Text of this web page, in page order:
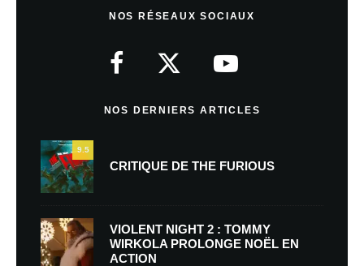
NOS RÉSEAUX SOCIAUX
NOS DERNIERS ARTICLES
9.5
CRITIQUE DE THE FURIOUS
VIOLENT NIGHT 2 : TOMMY
WIRKOLA PROLONGE NOËL EN
ACTION